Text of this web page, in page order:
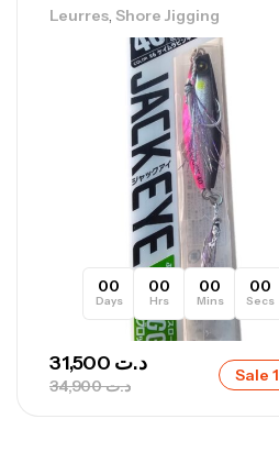
Leurres Shore Jigging
00
Days
00
Hrs
00
Mins
00
Secs
د.ت34,900
د.ت Sale